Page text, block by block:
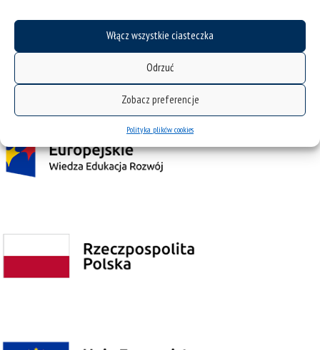
Włącz wszystkie ciasteczka
Odrzuć
Zobacz preferencje
Polityka plików cookies
Projekt Zintegrowany Program Rozwoju Uniwersytetu Śląskiego w Katowicach
współfinansowany przez Unię Europejską z Europejskiego Funduszu Społecznego w
ramach Programu Operacyjnego Wiedza Edukacja Rozwój na lata 2014˗2020.